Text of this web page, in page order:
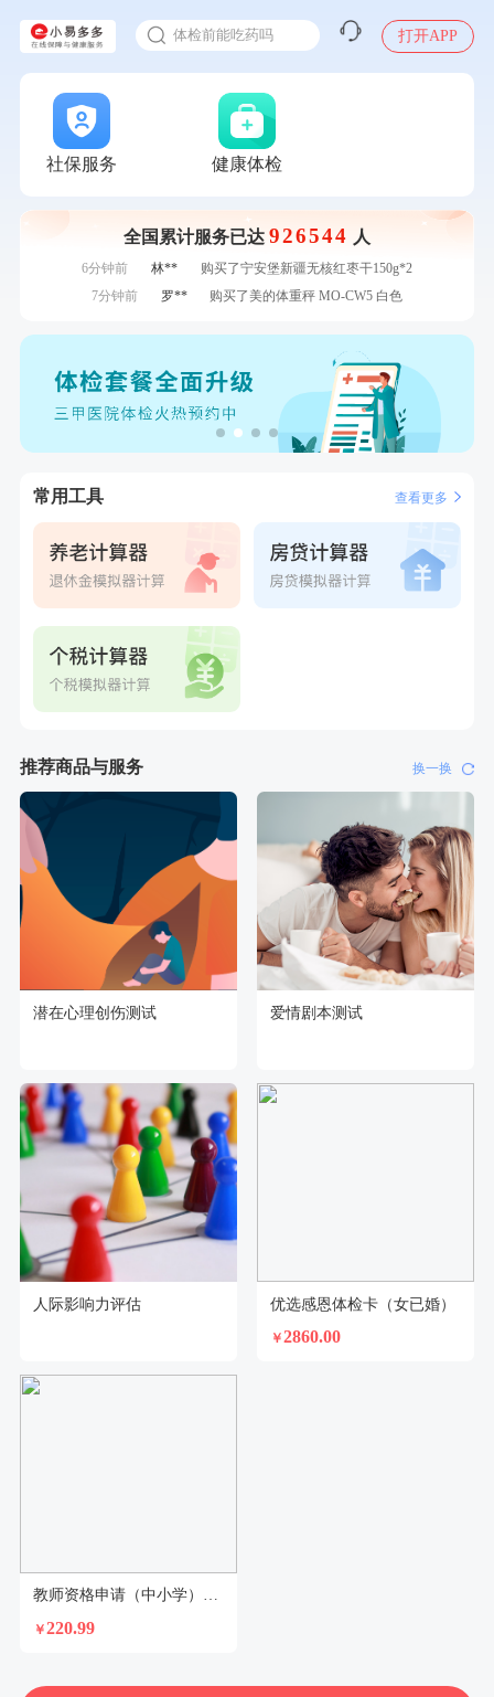
体检前能吃药吗
十大理由告诉你为什么要买保险
入职体检在线预约
甲状腺癌怎么筛查
打开APP
社保服务 健康体检
全国累计服务已达 926544 人
刚刚 毛**
购买了联创雅斯奶锅DF-CP103M
毛**
购买了联创雅斯奶锅DF-CP103M
1分钟前
林**
购买了小熊电烤箱 DKX-F10M6
1分钟前
成功预约女性常规体检套餐
成功预约了心脏病套餐
赵*
购买了油米有福B款
6分钟前
李**
成功预约了青年白领男套餐
6分钟前
林**
购买了宁安堡新疆无核红枣干150g*2
7分钟前
罗**
购买了美的体重秤 MO-CW5 白色
成功预约了健康体检一档
刚刚
华** 成功预约了健康体检一档
常用工具 查看更多
推荐商品与服务 换一换
潜在心理创伤测试 爱情剧本测试
人际影响力评估 优选感恩体检卡（女已婚）
￥2860.00
教师资格申请（中小学）体检套餐
￥220.99